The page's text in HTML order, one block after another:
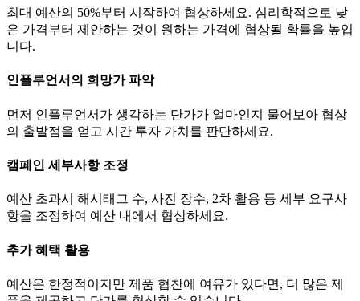
최대 예산의 50%부터 시작하여 협상하세요. 심리학적으로 낮
은 가격부터 제안하는 것이 원하는 가격에 협상될 확률을 높입
니다.
인플루언서의 희망가 파악
먼저 인플루언서가 생각하는 단가가 얼마인지 물어보아 협상
의 출발점을 얻고 시간 투자 가치를 판단하세요.
캠페인 세부사항 조정
예산 초과시 해시태그 수, 사진 장수, 2차 활용 등 세부 요구사
항을 조정하여 예산 내에서 협상하세요.
추가 혜택 활용
예산은 한정적이지만 제품 협찬에 여유가 있다면, 더 많은 제